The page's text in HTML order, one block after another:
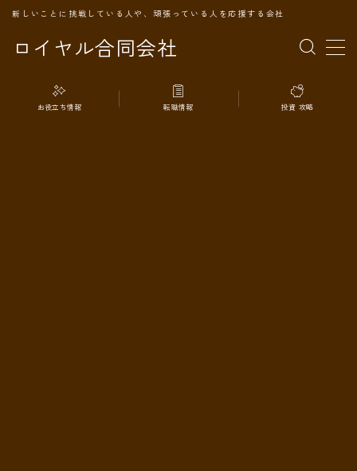
ロイヤル合同会社
新しいことに挑戦している人や、頑張っている人を応援する会社
MENU
TOPページ
お役立ち情報 転職情報 投資 攻略